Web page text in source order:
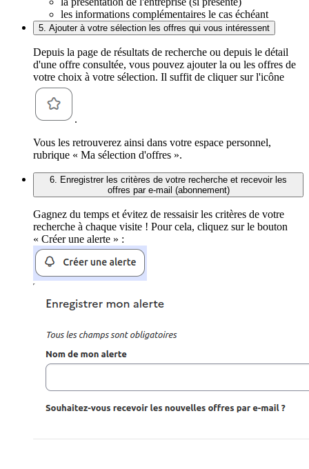
les informations complémentaires le cas échéant
5. Ajouter à votre sélection les offres qui vous intéressent
Depuis la page de résultats de recherche ou depuis le détail
d'une offre consultée, vous pouvez ajouter la ou les offres de
votre choix à votre sélection. Il suffit de cliquer sur l'icône
.
Vous les retrouverez ainsi dans votre espace personnel,
rubrique « Ma sélection d'offres ».
6. Enregistrer les critères de votre recherche et recevoir les
offres par e-mail (abonnement)
Gagnez du temps et évitez de ressaisir les critères de votre
recherche à chaque visite ! Pour cela, cliquez sur le bouton
« Créer une alerte » :